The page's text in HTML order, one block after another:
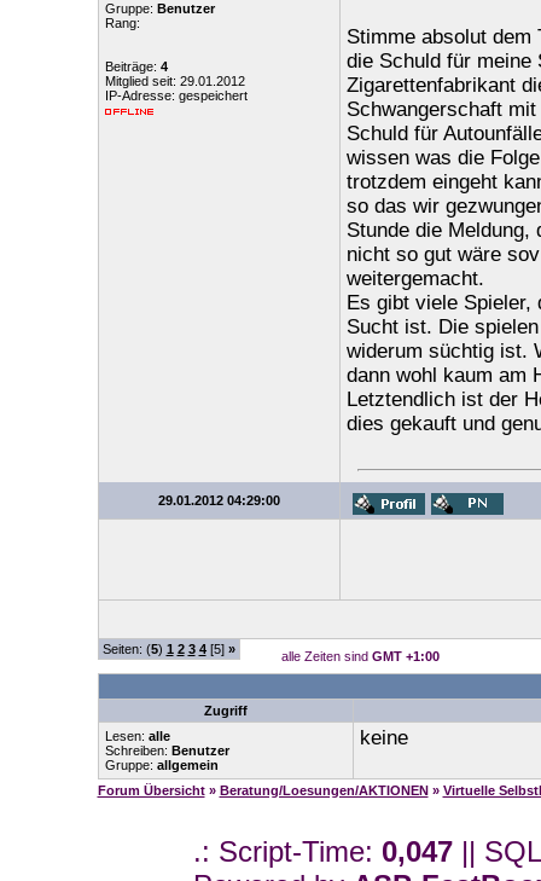
Gruppe: Benutzer
Rang:
Beiträge: 4
Mitglied seit: 29.01.2012
IP-Adresse: gespeichert
Stimme absolut dem
die Schuld für meine
Zigarettenfabrikant
Schwangerschaft
Schuld für
wissen was die
trotzdem eingeht
so das wir
Stunde die Meldung,
nicht so gut wäre
weitergemacht.
Es gibt viele Spieler,
Sucht ist. Die
widerum süchtig ist.
dann wohl kaum am
Letztendlich ist der
dies gekauft und
29.01.2012 04:29:00
Seiten: (5) 1 2 3 4[5] » alle Zeiten sind GMT +1:00
Zugriff
Lesen: alle
Schreiben: Benutzer
Gruppe: allgemein
keine
Forum Übersicht » Beratung/Loesungen/AKTIONEN » Virtuelle
.: Script-Time: 0,047||